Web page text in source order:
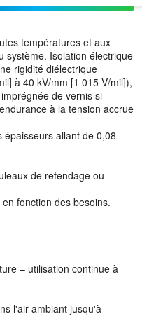
températures et aux
système. Isolation électrique
rigidité diélectrique
à 40 kV/mm [1 015 V/mil]),
de vernis si
à la tension accrue
allant de 0,08
de refendage ou
fonction des besoins.
– utilisation continue à
l'air ambiant jusqu'à